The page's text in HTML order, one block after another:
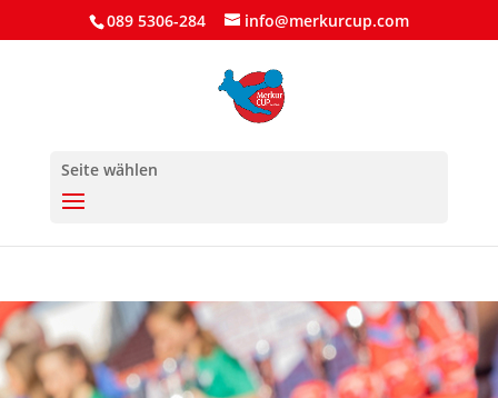
089 5306-284 info@merkurcup.com
Seite wählen